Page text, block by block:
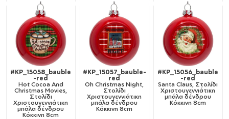
#KP_15058_bauble
-red
Hot Cocoa And
Christmas Movies,
Στολίδι
Χριστουγεννιάτικη
μπάλα δένδρου
Κόκκινη 8cm
#KP_15057_bauble-
red
Oh Christmas Night,
Στολίδι
Χριστουγεννιάτικη
μπάλα δένδρου
Κόκκινη 8cm
#KP_15056_bauble
-red
Santa Claus, Στολίδι
Χριστουγεννιάτικη
μπάλα δένδρου
Κόκκινη 8cm